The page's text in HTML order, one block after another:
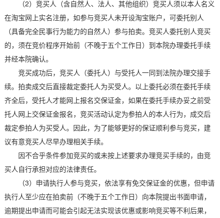
（2）竞买人（含自然人、法人、其他组织）竞买人须以本人名义
在淘宝网上实名注册，如参与竞买人未开设淘宝账户，可委托别人
（具备完全民事行为能力的自然人）参与拍卖。竞买人委托别人竞买
的，须在竞价程序开始前（不晚于五个工作日）到本院办理委托手续
并经本院确认。
竞买成功后，竞买人（委托人）与受托人一同到法院办理交接手
续。拍卖成交后直接裁定委托人为买受人。以上委托必须在委托手续
齐全后，受托人才能网上报名交保证金，如果在委托手续办妥之前受
托人网上交保证金报名，竞买活动认定为参拍人的本人行为，成交后
裁定参拍人为买受人。因此，为了能够更好的保证顺利参与竞买，建
议有意竞买人尽早办理相关手续。
因不合乎条件参加竞买的或未按上述要求办理竞买手续的，由竞
买人自行承担对应的法律责任。
（3）申请执行人参与竞买，依法享有免交保证金的优惠，但申请
执行人至少应在拍卖前（不晚于五个工作日）向本院提出书面申请，
逾期提出申请而可能会引起无法实现该优惠或影响竞买等不利后果，